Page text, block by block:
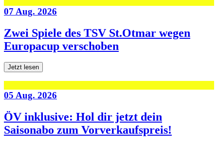
07 Aug. 2026
Zwei Spiele des TSV St.Otmar wegen
Europacup verschoben
Jetzt lesen
05 Aug. 2026
ÖV inklusive: Hol dir jetzt dein
Saisonabo zum Vorverkaufspreis!